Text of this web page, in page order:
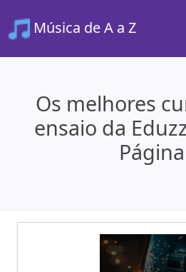
Música de A a Z
Os melhores
ensaio da